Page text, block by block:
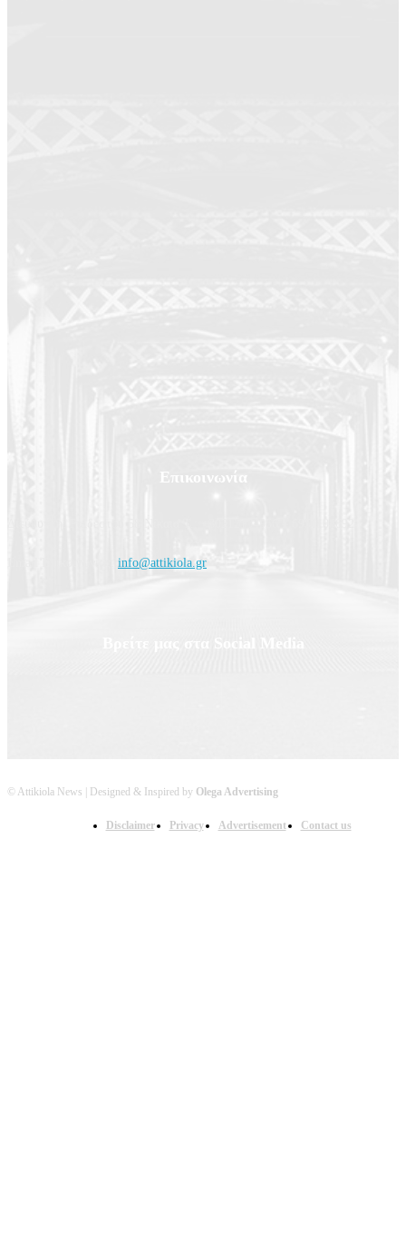
Επικοινωνία
info@attikiola.gr
© Attikiola News | Designed & Inspired by Olega Advertising
Disclaimer Privacy Advertisement Contact us